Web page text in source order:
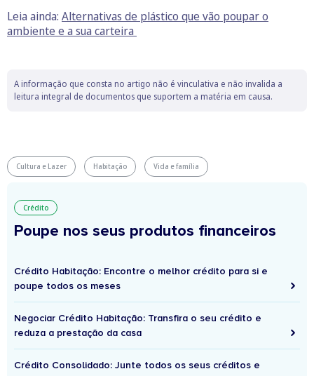
Leia ainda: Alternativas de plástico que vão poupar o
ambiente e a sua carteira
A informação que consta no artigo não é vinculativa e não invalida a
leitura integral de documentos que suportem a matéria em causa.
Cultura e Lazer Habitação Vida e família
Crédito
Poupe nos seus produtos financeiros
Crédito Habitação: Encontre o melhor crédito para si e
poupe todos os meses
Negociar Crédito Habitação: Transfira o seu crédito e
reduza a prestação da casa
Crédito Consolidado: Junte todos os seus créditos e